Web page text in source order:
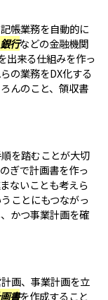
帳業務を自動的に
銀行などの金融機関
出来る仕組みを作っ
の業務をDX化する
んのこと、領収書
を踏むことが大切
ぎで計画書を作っ
ないことも考えら
ことにもつながっ
かつ事業計画を確
画、事業計画を立
書を作成すること